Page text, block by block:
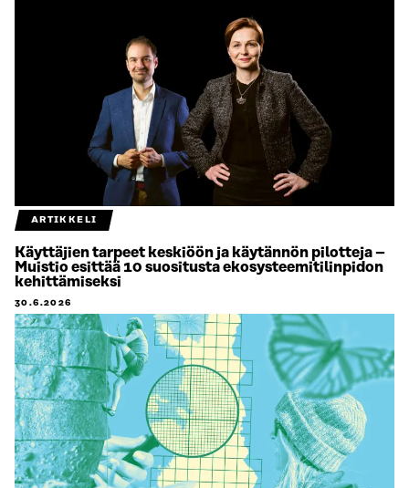
ARTIKKELI
Käyttäjien tarpeet keskiöön ja käytännön pilotteja –
Muistio esittää 10 suositusta ekosysteemitilinpidon
kehittämiseksi
30.6.2026